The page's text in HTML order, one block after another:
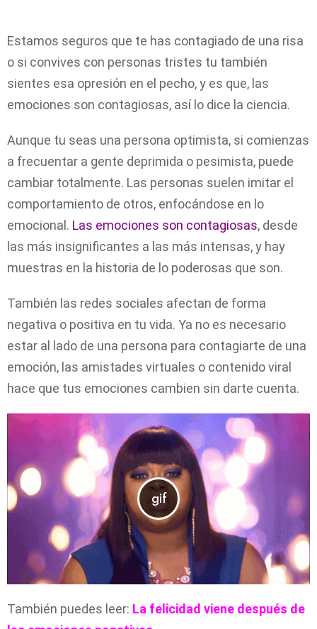
Estamos seguros que te has contagiado de una risa
o si convives con personas tristes tu también
sientes esa opresión en el pecho, y es que, las
emociones son contagiosas, así lo dice la ciencia.
Aunque tu seas una persona optimista, si comienzas
a frecuentar a gente deprimida o pesimista, puede
cambiar totalmente. Las personas suelen imitar el
comportamiento de otros, enfocándose en lo
emocional. Las emociones son contagiosas, desde
las más insignificantes a las más intensas, y hay
muestras en la historia de lo poderosas que son.
También las redes sociales afectan de forma
negativa o positiva en tu vida. Ya no es necesario
estar al lado de una persona para contagiarte de una
emoción, las amistades virtuales o contenido viral
hace que tus emociones cambien sin darte cuenta.
También puedes leer: La felicidad viene después de